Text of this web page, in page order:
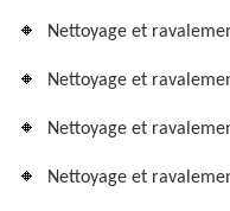
Nettoyage et
Nettoyage et
Nettoyage et
Nettoyage et